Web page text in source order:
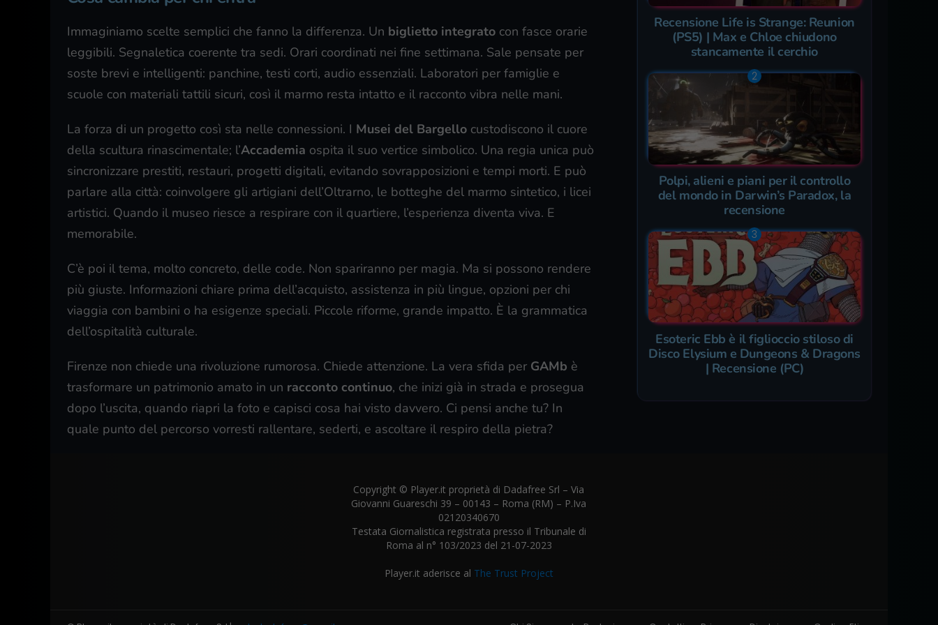
Immaginiamo scelte semplici che fanno la differenza. Un biglietto integrato con fasce orarie
leggibili. Segnaletica coerente tra sedi. Orari coordinati nei fine settimana. Sale pensate per
soste brevi e intelligenti: panchine, testi corti, audio essenziali. Laboratori per famiglie e
scuole con materiali tattili sicuri, così il marmo resta intatto e il racconto vibra nelle mani.
La forza di un progetto così sta nelle connessioni. I Musei del Bargello custodiscono il cuore
della scultura rinascimentale; l’Accademia ospita il suo vertice simbolico. Una regia unica può
sincronizzare prestiti, restauri, progetti digitali, evitando sovrapposizioni e tempi morti. E può
parlare alla città: coinvolgere gli artigiani dell’Oltrarno, le botteghe del marmo sintetico, i licei
artistici. Quando il museo riesce a respirare con il quartiere, l’esperienza diventa viva. E
memorabile.
C’è poi il tema, molto concreto, delle code. Non spariranno per magia. Ma si possono rendere
più giuste. Informazioni chiare prima dell’acquisto, assistenza in più lingue, opzioni per chi
viaggia con bambini o ha esigenze speciali. Piccole riforme, grande impatto. È la grammatica
dell’ospitalità culturale.
Firenze non chiede una rivoluzione rumorosa. Chiede attenzione. La vera sfida per GAMb è
trasformare un patrimonio amato in un racconto continuo, che inizi già in strada e prosegua
dopo l’uscita, quando riapri la foto e capisci cosa hai visto davvero. Ci pensi anche tu? In
quale punto del percorso vorresti rallentare, sederti, e ascoltare il respiro della pietra?
Recensione Life is Strange: Reunion
(PS5) | Max e Chloe chiudono
stancamente il cerchio
Polpi, alieni e piani per il controllo
del mondo in Darwin’s Paradox, la
recensione
Esoteric Ebb è il figlioccio stiloso di
Disco Elysium e Dungeons & Dragons
| Recensione (PC)
Copyright © Player.it proprietà di Dadafree Srl – Via
Giovanni Guareschi 39 – 00143 – Roma (RM) – P.Iva
02120340670
Testata Giornalistica registrata presso il Tribunale di
Roma al n° 103/2023 del 21-07-2023
Player.it aderisce al The Trust Project